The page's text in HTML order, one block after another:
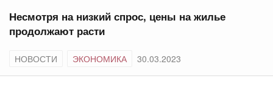
Несмотря на низкий спрос, цены на жилье
продолжают расти
НОВОСТИ ЭКОНОМИКА 30.03.2023